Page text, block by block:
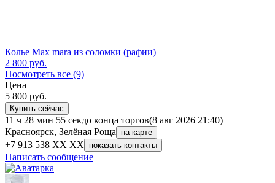
Колье Max mara из соломки (рафии)
2 800 руб.
Посмотреть все (9)
Цена
5 800 руб.
Купить сейчас
11 ч 28 мин 55 секдо конца торгов(8 авг 2026 21:40)
Красноярск, Зелёная Роща
на карте
+7 913 538 XX XX показать контакты
Написать сообщение